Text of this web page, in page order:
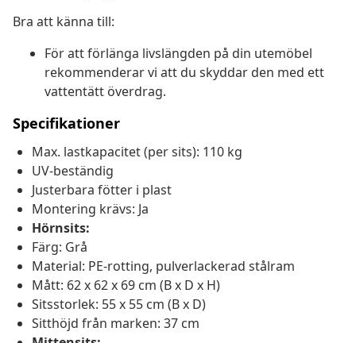
Bra att känna till:
För att förlänga livslängden på din utemöbel
rekommenderar vi att du skyddar den med ett
vattentätt överdrag.
Specifikationer
Max. lastkapacitet (per sits): 110 kg
UV-beständig
Justerbara fötter i plast
Montering krävs: Ja
Hörnsits:
Färg: Grå
Material: PE-rotting, pulverlackerad stålram
Mått: 62 x 62 x 69 cm (B x D x H)
Sitsstorlek: 55 x 55 cm (B x D)
Sitthöjd från marken: 37 cm